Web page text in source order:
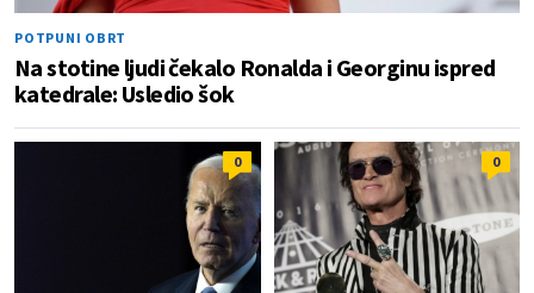
POTPUNI OBRT
Na stotine ljudi čekalo Ronalda i Georginu ispred
katedrale: Usledio šok
0 0